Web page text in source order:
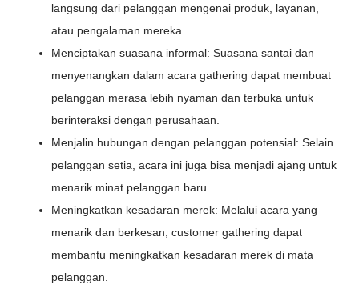
langsung dari pelanggan mengenai produk, layanan,
atau pengalaman mereka.
Menciptakan suasana informal: Suasana santai dan
menyenangkan dalam acara gathering dapat membuat
pelanggan merasa lebih nyaman dan terbuka untuk
berinteraksi dengan perusahaan.
Menjalin hubungan dengan pelanggan potensial: Selain
pelanggan setia, acara ini juga bisa menjadi ajang untuk
menarik minat pelanggan baru.
Meningkatkan kesadaran merek: Melalui acara yang
menarik dan berkesan, customer gathering dapat
membantu meningkatkan kesadaran merek di mata
pelanggan.